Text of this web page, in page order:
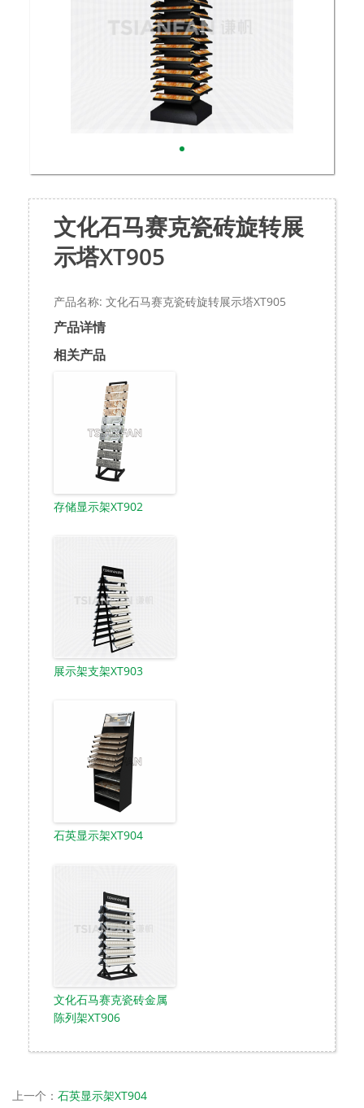
文化石马赛克瓷砖旋转展
示塔XT905
产品名称: 文化石马赛克瓷砖旋转展示塔XT905
产品详情
相关产品
存储显示架XT902
展示架支架XT903
石英显示架XT904
文化石马赛克瓷砖金属
陈列架XT906
上一个： 石英显示架XT904